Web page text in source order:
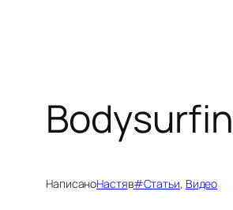
НаписаноНастяв#Статьи, Видео